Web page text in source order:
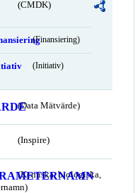
(CMDK)
(Finansiering)
(Initiativ)
(Data Mätvärde)
(Inspire)
(Kemiska, biologiska,